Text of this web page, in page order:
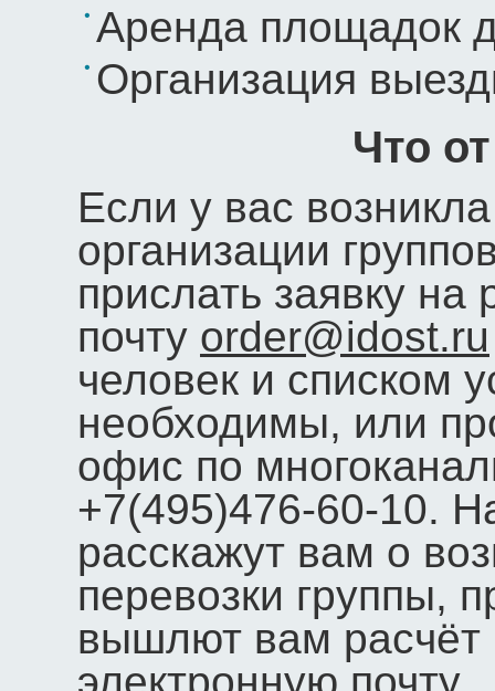
Аренда площадок
Организация
Что
Если у вас
организации
прислать заявку на
почту order@idost.ru
человек и списком
необходимы, или
офис по
+7(495)476-60-10.
расскажут вам о
перевозки группы,
вышлют вам расчёт